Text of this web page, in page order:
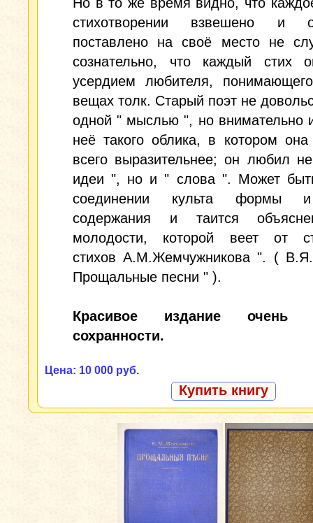
стихотворении взвешено и
поставлено на своё место не
сознательно, что каждый стих
усердием любителя,
вещах толк. Старый поэт не
одной " мыслью ", но внимательно
неё такого облика, в котором
всего выразительнее; он любил
идеи ", но и " слова ". Может
соединении культа формы
содержания и таится
молодости, которой веет от
стихов А.М.Жемчужникова ". (
Прощальные песни " ).
Красивое издание очень
сохранности.
Цена: 10 000 руб.
Купить книгу